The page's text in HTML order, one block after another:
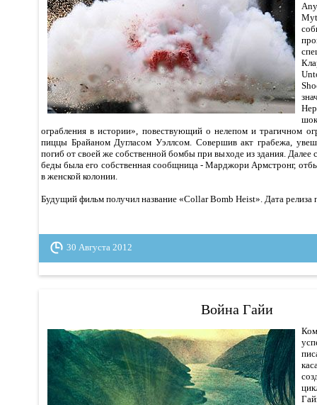
ограбления в истории», повествующий о нелепом и трагичном
пиццы Брайаном Дугласом Уэллсом. Совершив акт грабежа,
погиб от своей же собственной бомбы при выходе из здания. Далее
беды была его собственная сообщница - Марджори Армстронг,
в женской колонии.
Будущий фильм получил название «Collar Bomb Heist». Дата релиза
30 Августа 2012
Война Гайи